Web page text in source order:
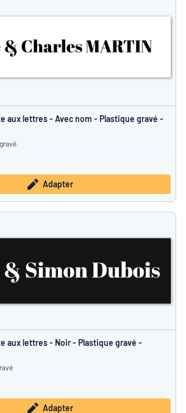
aux lettres - Avec nom - Plastique gravé -
Adapter
aux lettres - Noir - Plastique gravé -
Adapter